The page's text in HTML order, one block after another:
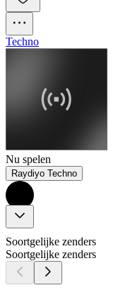
Techno
Nu spelen
Raydiyo Techno
Soortgelijke zenders
Soortgelijke zenders